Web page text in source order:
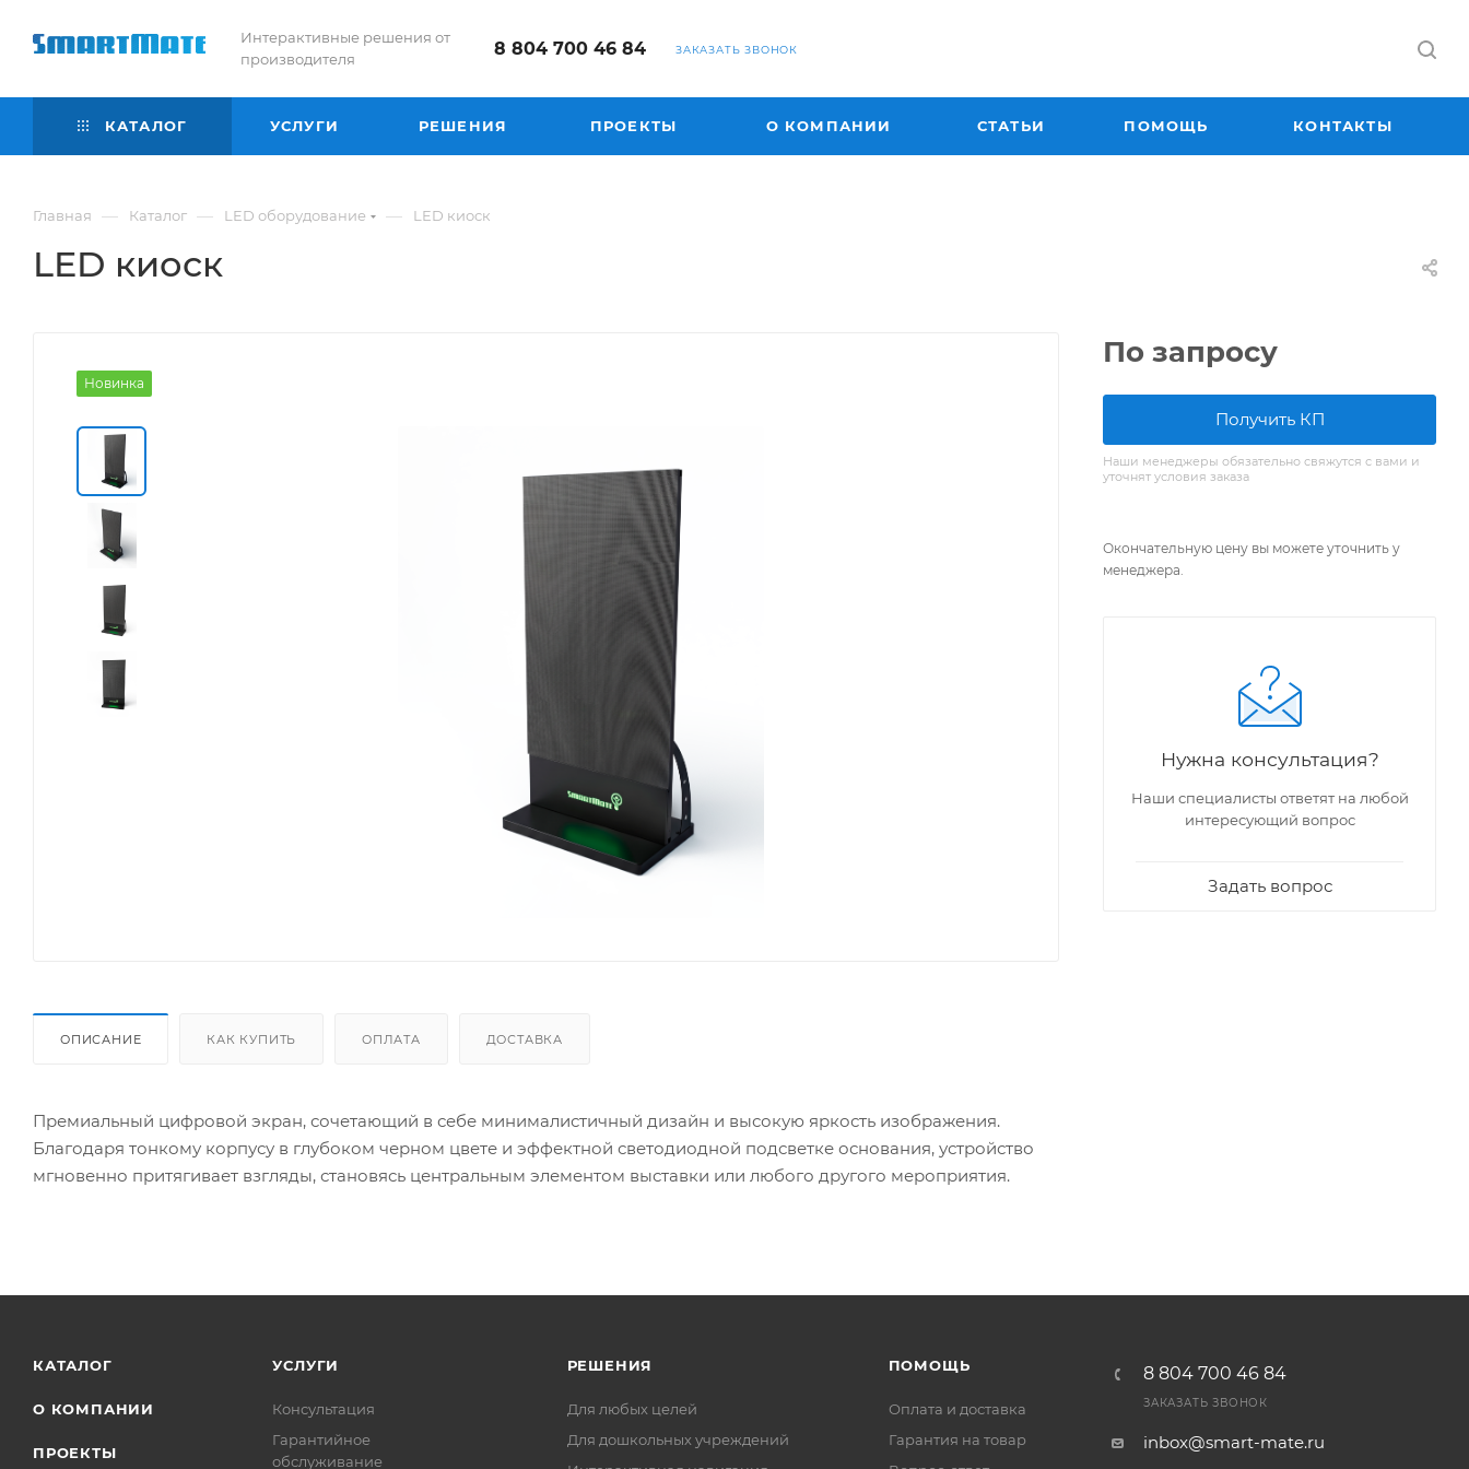
Интерактивные решения от
производителя
8 804 700 46 84 ЗАКАЗАТЬ ЗВОНОК
КАТАЛОГ УСЛУГИ РЕШЕНИЯ ПРОЕКТЫ О КОМПАНИИ СТАТЬИ ПОМОЩЬ КОНТАКТЫ
Главная — Каталог — LED оборудование — LED киоск
LED киоск
Новинка
ОПИСАНИЕ КАК КУПИТЬ ОПЛАТА ДОСТАВКА
Премиальный цифровой экран, сочетающий в себе минималистичный дизайн и высокую яркость изображения.
Благодаря тонкому корпусу в глубоком черном цвете и эффектной светодиодной подсветке основания, устройство
мгновенно притягивает взгляды, становясь центральным элементом выставки или любого другого мероприятия.
По запросу
Получить КП
Наши менеджеры обязательно свяжутся с вами и
уточнят условия заказа
Окончательную цену вы можете уточнить у
менеджера.
Нужна консультация?
Наши специалисты ответят на любой
интересующий вопрос
Задать вопрос
КАТАЛОГ
О КОМПАНИИ
ПРОЕКТЫ
УСЛУГИ
Консультация
Гарантийное
обслуживание
РЕШЕНИЯ
Для любых целей
Для дошкольных учреждений
ПОМОЩЬ
Оплата и доставка
Гарантия на товар
8 804 700 46 84
ЗАКАЗАТЬ ЗВОНОК
inbox@smart-mate.ru